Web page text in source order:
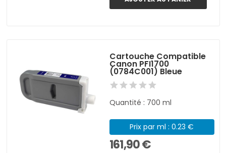
Cartouche Compatible
Canon PFI1700
(0784C001) Bleue
Quantité : 700 ml
Prix par ml : 0.23 €
161,90 €